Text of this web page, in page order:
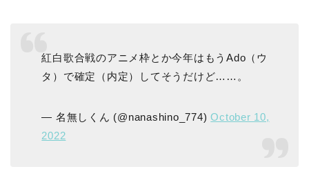
紅白歌合戦のアニメ枠とか今年はもうAdo（ウ
タ）で確定（内定）してそうだけど……。
— 名無しくん (@nanashino_774)October 10,
2022